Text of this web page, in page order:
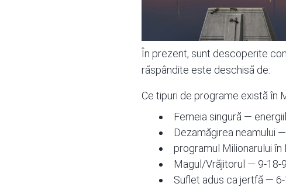
În prezent, sunt descoperite
răspândite este deschisă de:
Ce tipuri de programe există în
Femeia singură —
Dezamăgirea neamului
programul Milionarului
Magul/Vrăjitorul — 9-18-
Suflet adus ca jertfă —